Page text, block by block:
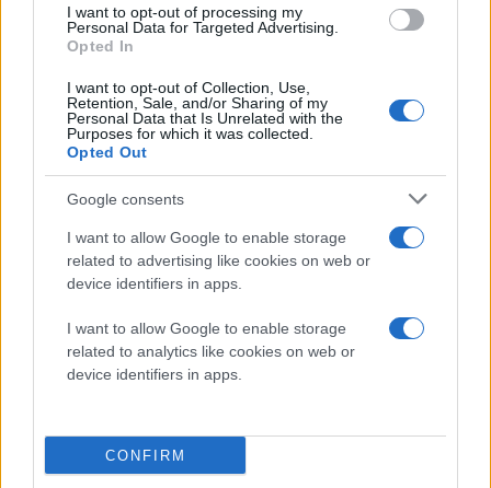
I want to opt-out of processing my
Personal Data for Targeted Advertising.
Opted In
I want to opt-out of Collection, Use,
Retention, Sale, and/or Sharing of my
Personal Data that Is Unrelated with the
Purposes for which it was collected.
Opted Out
Google consents
I want to allow Google to enable storage
related to advertising like cookies on web or
device identifiers in apps.
I want to allow Google to enable storage
related to analytics like cookies on web or
device identifiers in apps.
CONFIRM
κάμερα για video κλήσεις, αποθηκευτικό χώρο 16GB
και θα χρησιμοποιεί λειτουργικό σύστημα Android 3.2